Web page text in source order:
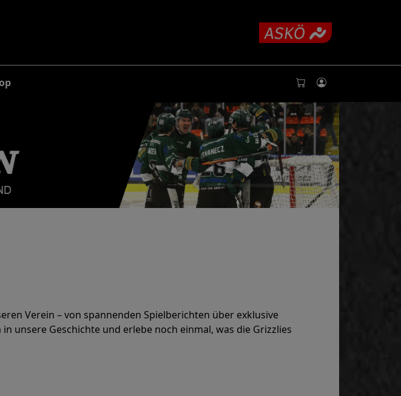
Verein – von spannenden Spielberichten über exklusive
unsere Geschichte und erlebe noch einmal, was die Grizzlies